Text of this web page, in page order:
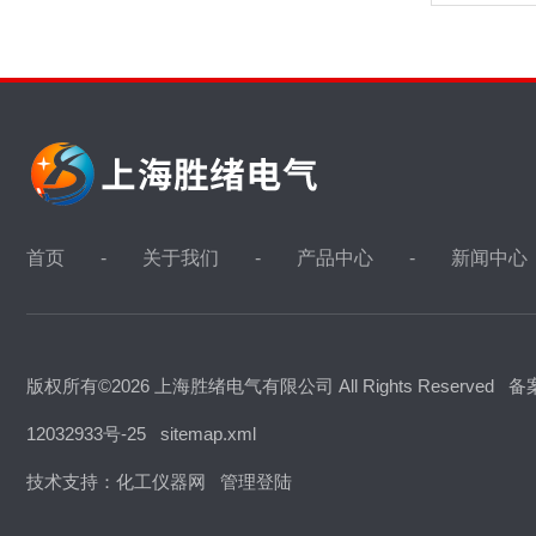
首页 关于我们 产品中心 新闻中心
版权所有©2026 上海胜绪电气有限公司 All Rights Reserved 备
12032933号-25 sitemap.xml
技术支持： 化工仪器网 管理登陆